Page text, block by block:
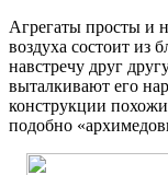
Агрегаты просты и
воздуха состоит из
навстречу друг
выталкивают его
конструкции
подобно